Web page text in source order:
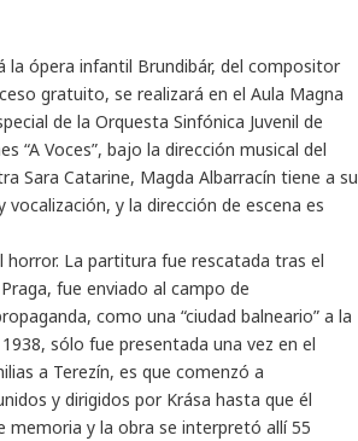
la ópera infantil Brundibár, del compositor
gratuito, se realizará en el Aula Magna
de la Orquesta Sinfónica Juvenil de
“A Voces”, bajo la dirección musical del
Sara Catarine, Magda Albarracín tiene a su
y la dirección de escena es
La partitura fue rescatada tras el
fue enviado al campo de
como una “ciudad balneario” a la
sólo fue presentada una vez en el
a Terezín, es que comenzó a
y dirigidos por Krása hasta que él
memoria y la obra se interpretó allí 55